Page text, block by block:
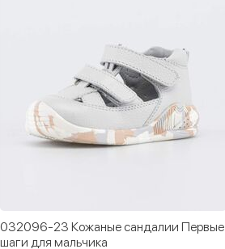
032096-23 Кожаные сандалии Первые
шаги для мальчика